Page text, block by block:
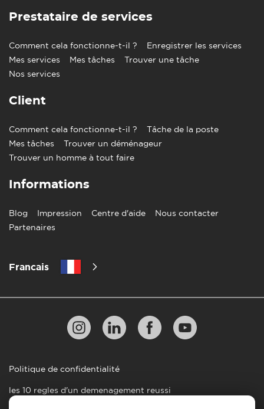
Prestataire de services
Comment cela fonctionne-t-il ?
Enregistrer les services
Mes services
Mes tâches
Trouver une tâche
Nos services
Client
Comment cela fonctionne-t-il ?
Tâche de la poste
Mes tâches
Trouver un déménageur
Trouver un homme à tout faire
Informations
Blog Impression Centre d'aide
Nous contacter
Partenaires
Francais
Politique de confidentialité
les 10 regles d'un demenagement reussi